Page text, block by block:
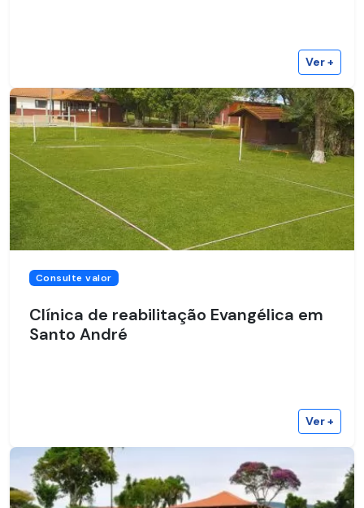
Ver +
Consulte valor
Clínica de reabilitação Evangélica em
Santo André
Ver +